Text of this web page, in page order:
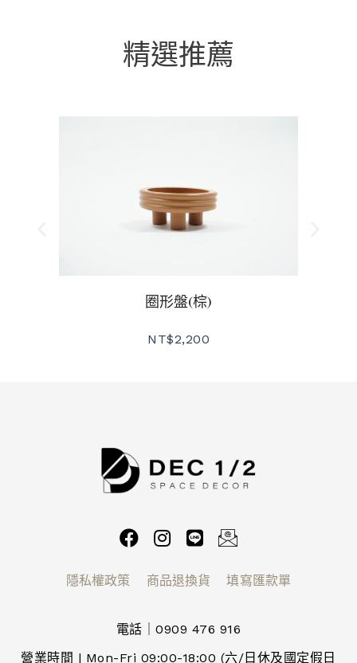
精選推薦
圈形盤(棕)
NT$2,200
隱私權政策 商品退換貨 填寫匯款單
電話｜0909 476 916
營業時間 | Mon-Fri 09:00-18:00 (六/日休及國定假日